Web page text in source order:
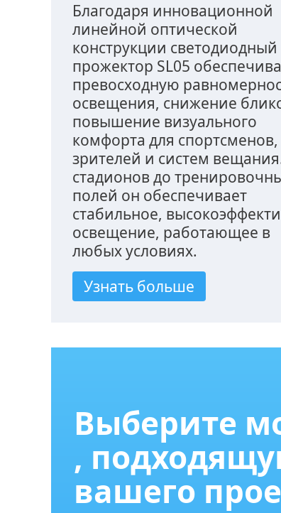
Благодаря инновационной
линейной оптической
конструкции светодиодный
прожектор SL05
превосходную
освещения, снижение
повышение визуального
комфорта для спортсменов,
зрителей и систем
стадионов до
полей он обеспечивает
стабильное,
освещение, работающее в
любых условиях.
Узнать больше
Выберите
,
вашего